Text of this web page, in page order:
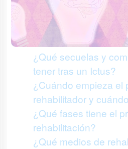
¿Qué secuelas y
tener tras un Ictus?
¿Cuándo empieza el
rehabilitador y
¿Qué fases tiene el
rehabilitación?
¿Qué medios de